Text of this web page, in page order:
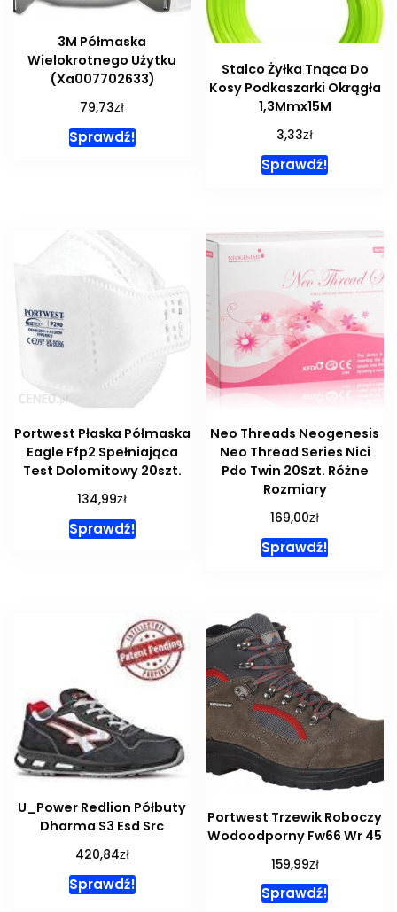
3M Półmaska
Wielokrotnego Użytku
(Xa007702633)
79,73zł
Sprawdź!
Stalco Żyłka Tnąca Do
Kosy Podkaszarki Okrągła
1,3Mmx15M
3,33zł
Sprawdź!
Portwest Płaska Półmaska
Eagle Ffp2 Spełniająca
Test Dolomitowy 20szt.
134,99zł
Sprawdź!
Neo Threads Neogenesis
Neo Thread Series Nici
Pdo Twin 20Szt. Różne
Rozmiary
169,00zł
Sprawdź!
U_Power Redlion Półbuty
Dharma S3 Esd Src
420,84zł
Sprawdź!
Portwest Trzewik Roboczy
Wodoodporny Fw66 Wr 45
159,99zł
Sprawdź!